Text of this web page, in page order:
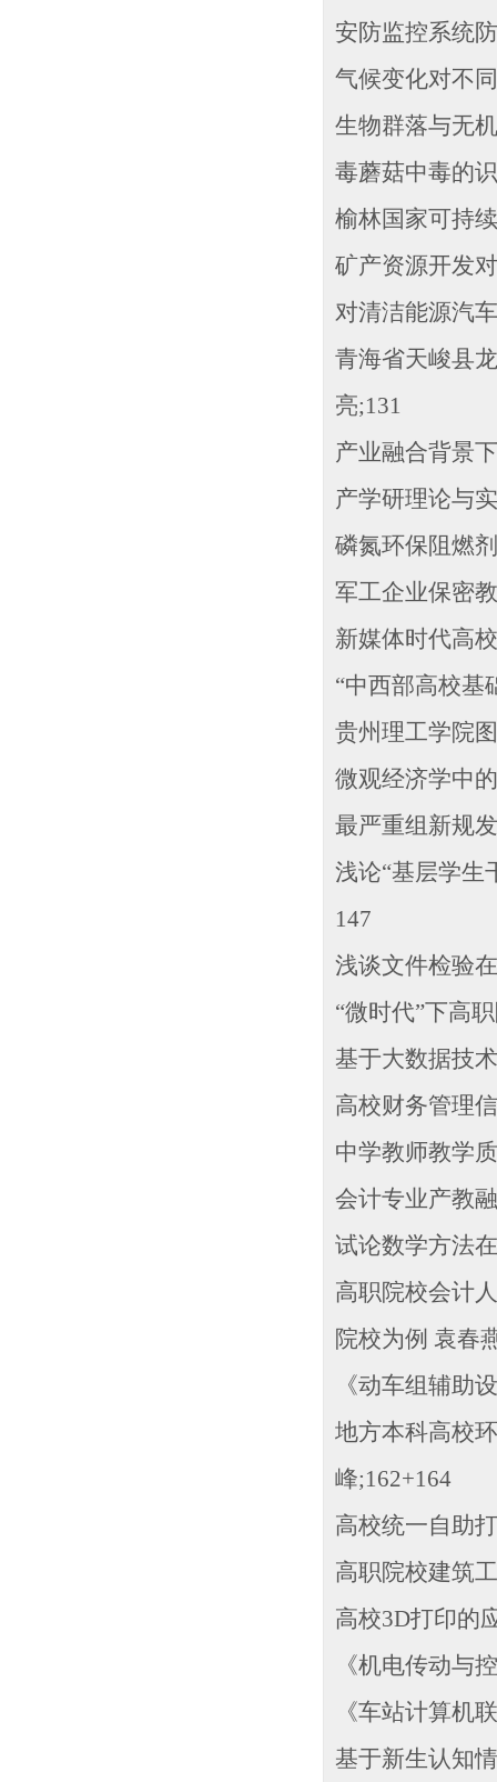
安防监控系统
气候变化对不
生物群落与无
毒蘑菇中毒的
榆林国家可持
矿产资源开发
对清洁能源汽
青海省天峻县
亮;131
产业融合背景
产学研理论与
磷氮环保阻燃
军工企业保密
新媒体时代高
“中西部高校
贵州理工学院
微观经济学中
最严重组新规
浅论“基层学生
147
浅谈文件检验
“微时代”下高
基于大数据技
高校财务管理
中学教师教学
会计专业产教
试论数学方法
高职院校会计
院校为例 袁春
《动车组辅助
地方本科高校
峰;162+164
高校统一自助
高职院校建筑
高校3D打印的
《机电传动与
《车站计算机
基于新生认知